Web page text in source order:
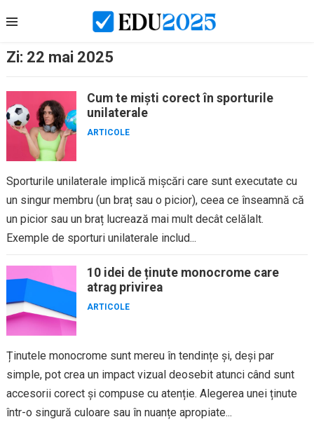
to
Zi: 22 mai 2025
Cum te miști corect în sporturile
unilaterale
ARTICOLE
Sporturile unilaterale implică mișcări care sunt executate cu
un singur membru (un braț sau o picior), ceea ce înseamnă că
un picior sau un braț lucrează mai mult decât celălalt.
Exemple de sporturi unilaterale includ...
10 idei de ținute monocrome care
atrag privirea
ARTICOLE
Ținutele monocrome sunt mereu în tendințe și, deși par
simple, pot crea un impact vizual deosebit atunci când sunt
accesorii corect și compuse cu atenție. Alegerea unei ținute
într-o singură culoare sau în nuanțe apropiate...